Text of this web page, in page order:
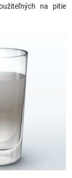
na pitie